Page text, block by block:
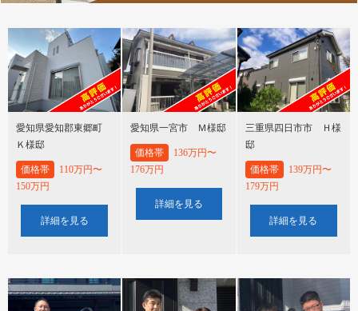
愛知県愛知郡東郷町
Ｋ様邸
価格帯
110万円〜
150万円
詳細を見る
愛知県一宮市 Ｍ様邸
価格帯
136万円〜
176万円
詳細を見る
三重県四日市市 Ｈ様
邸
価格帯
139万円〜
179万円
詳細を見る